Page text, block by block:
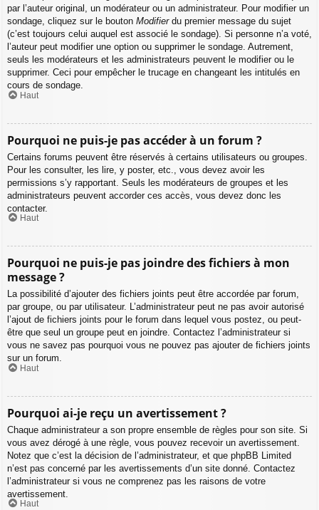
par l’auteur original, un modérateur ou un administrateur. Pour modifier un
sondage, cliquez sur le bouton Modifierdu premier message du sujet
(c’est toujours celui auquel est associé le sondage). Si personne n’a voté,
l’auteur peut modifier une option ou supprimer le sondage. Autrement,
seuls les modérateurs et les administrateurs peuvent le modifier ou le
supprimer. Ceci pour empêcher le trucage en changeant les intitulés en
cours de sondage.
Haut
Pourquoi ne puis-je pas accéder à un forum ?
Certains forums peuvent être réservés à certains utilisateurs ou groupes.
Pour les consulter, les lire, y poster, etc., vous devez avoir les
permissions s’y rapportant. Seuls les modérateurs de groupes et les
administrateurs peuvent accorder ces accès, vous devez donc les
contacter.
Haut
Pourquoi ne puis-je pas joindre des fichiers à mon
message ?
La possibilité d’ajouter des fichiers joints peut être accordée par forum,
par groupe, ou par utilisateur. L’administrateur peut ne pas avoir autorisé
l’ajout de fichiers joints pour le forum dans lequel vous postez, ou peut-
être que seul un groupe peut en joindre. Contactez l’administrateur si
vous ne savez pas pourquoi vous ne pouvez pas ajouter de fichiers joints
sur un forum.
Haut
Pourquoi ai-je reçu un avertissement ?
Chaque administrateur a son propre ensemble de règles pour son site. Si
vous avez dérogé à une règle, vous pouvez recevoir un avertissement.
Notez que c’est la décision de l’administrateur, et que phpBB Limited
n’est pas concerné par les avertissements d’un site donné. Contactez
l’administrateur si vous ne comprenez pas les raisons de votre
avertissement.
Haut